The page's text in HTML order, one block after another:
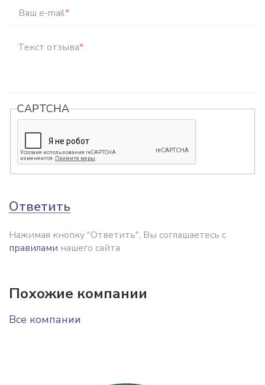
Ваш e-mail*
Текст отзыва*
CAPTCHA
Ответить
Нажимая кнопку "Ответить", Вы соглашаетесь с
правилами нашего сайта
Похожие компании
Все компании